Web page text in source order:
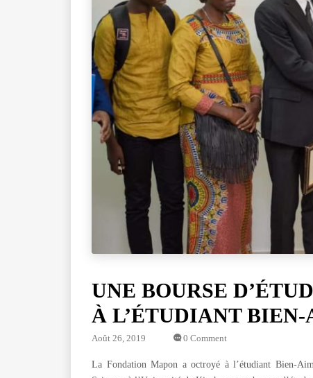
UNE BOURSE
À L’ÉTUDIANT
Août 26, 2019 0 Comment
La Fondation Mapon a octroyé à l’étudiant Bien-